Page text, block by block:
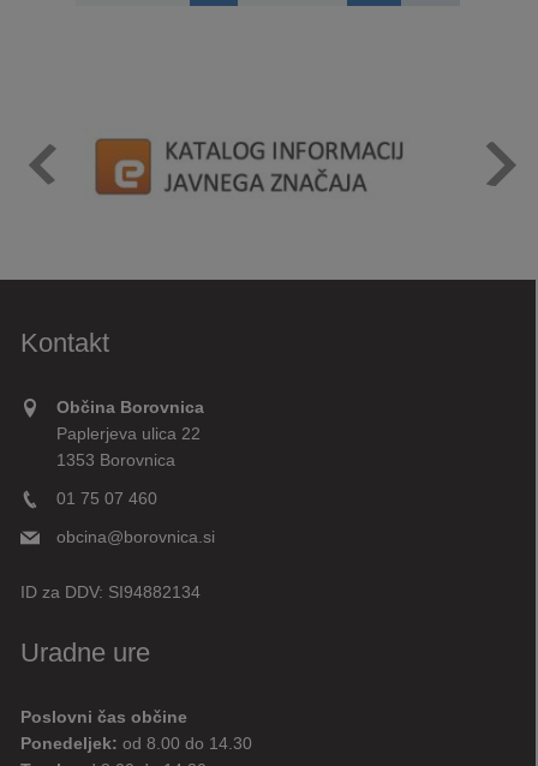
Kontakt
Občina Borovnica
Paplerjeva ulica 22
1353 Borovnica
01 75 07 460
obcina@borovnica.si
ID za DDV: SI94882134
Uradne ure
Poslovni čas občine
Ponedeljek: od 8.00 do 14.30